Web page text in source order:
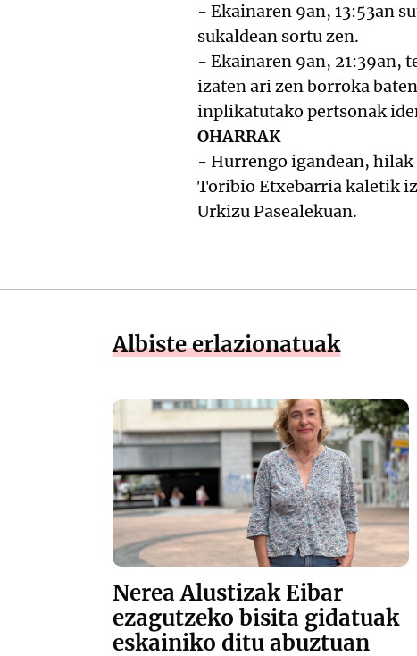
- Ekainaren 9an, 13:53an
sukaldean sortu zen.
- Ekainaren 9an, 21:39an,
izaten ari zen borroka
inplikatutako pertsonak
OHARRAK
- Hurrengo igandean, hilak
Toribio Etxebarria kaletik
Urkizu Pasealekuan.
Albiste erlazionatuak
Nerea Alustizak Eibar
ezagutzeko bisita gidatuak
eskainiko ditu abuztuan